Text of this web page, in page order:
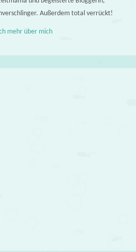
Außerdem total verrückt!
mehr über mich